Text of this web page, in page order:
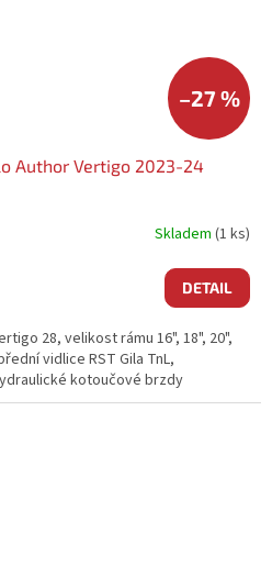
–27 %
Author Vertigo 2023-24
Skladem (1 ks)
DETAIL
28, velikost rámu 16", 18", 20",
vidlice RST Gila TnL,
kotoučové brzdy